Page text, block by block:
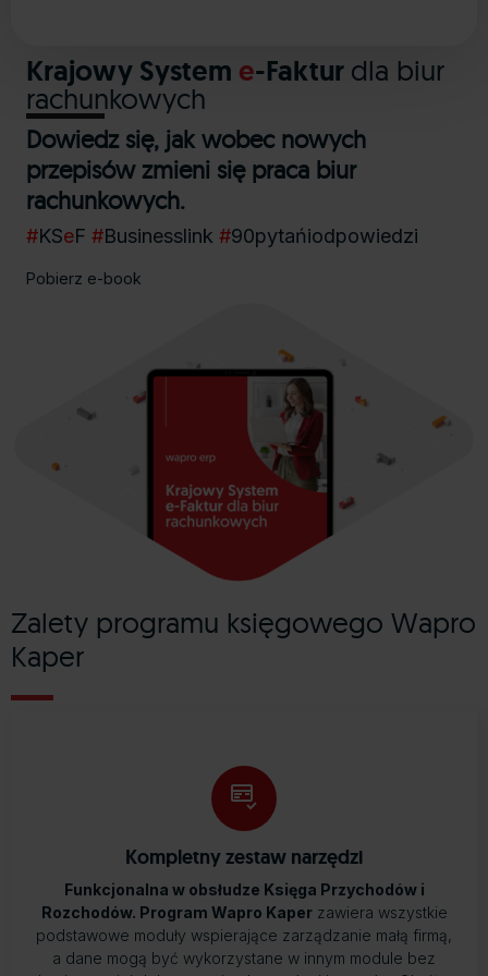
Krajowy System e-Faktur dla biur
rachunkowych
Dowiedz się, jak wobec nowych
przepisów zmieni się praca biur
rachunkowych.
#KSeF #Businesslink #90pytańiodpowiedzi
Pobierz e-book
Zalety programu księgowego Wapro
Kaper
Kompletny zestaw narzędzi
Funkcjonalna w obsłudze Księga Przychodów i
Rozchodów. Program Wapro Kaperzawiera wszystkie
podstawowe moduły wspierające zarządzanie małą firmą,
a dane mogą być wykorzystane w innym module bez